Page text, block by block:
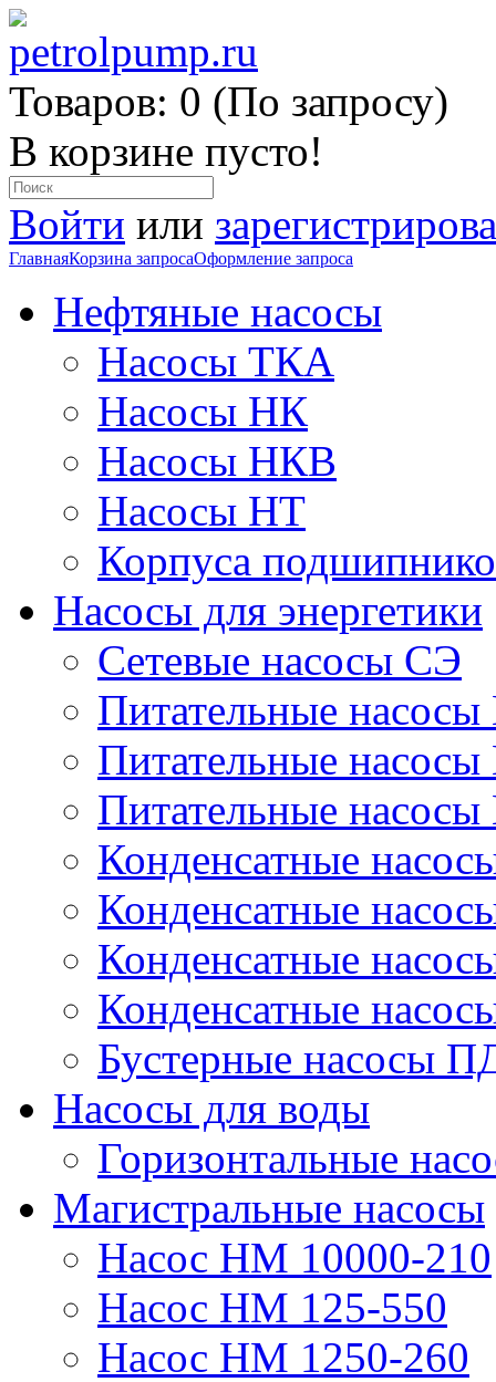
Товаров: 0 (По запросу)
В корзине пусто!
Войти или
ГлавнаяКорзина запросаОформление запроса
Нефтяные насосы
Насосы ТКА
Насосы НК
Насосы НКВ
Насосы НТ
Корпуса
Насосы для энергетики
Сетевые насосы СЭ
Питательные
Питательные
Питательные
Конденсатные
Конденсатные
Конденсатные
Конденсатные
Бустерные насосы
Насосы для воды
Горизонтальные
Магистральные насосы
Насос НМ 10000-210
Насос НМ 125-550
Насос НМ 1250-260